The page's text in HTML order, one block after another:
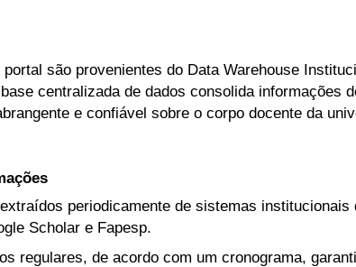
são provenientes do Data Warehouse
centralizada de dados consolida informações
e confiável sobre o corpo docente da
periodicamente de sistemas
Scholar e Fapesp.
regulares, de acordo com um cronograma,